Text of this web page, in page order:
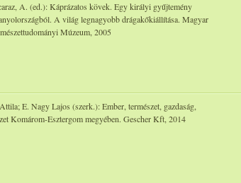
A. (ed.): Káprázatos kövek. Egy királyi gyűjtemény
A világ legnagyobb drágakőkiállítása. Magyar
Múzeum, 2005
E. Nagy Lajos (szerk.): Ember, természet, gazdaság,
Komárom-Esztergom megyében. Gescher Kft, 2014